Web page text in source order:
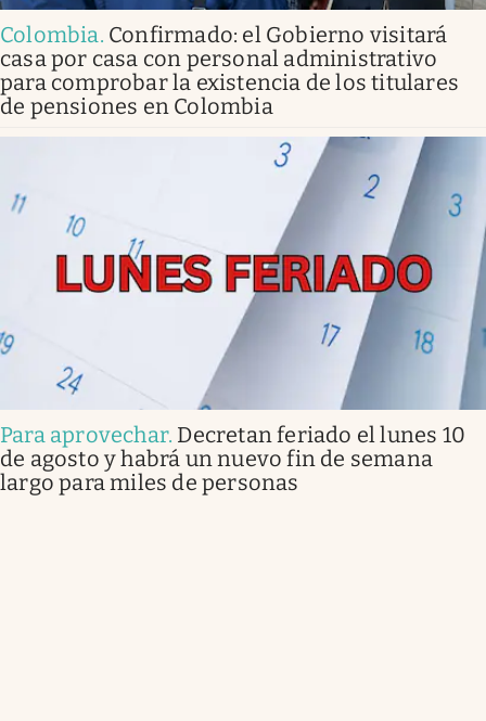
Colombia. Confirmado: el Gobierno visitará
casa por casa con personal administrativo
para comprobar la existencia de los titulares
de pensiones en Colombia
Para aprovechar. Decretan feriado el lunes 10
de agosto y habrá un nuevo fin de semana
largo para miles de personas